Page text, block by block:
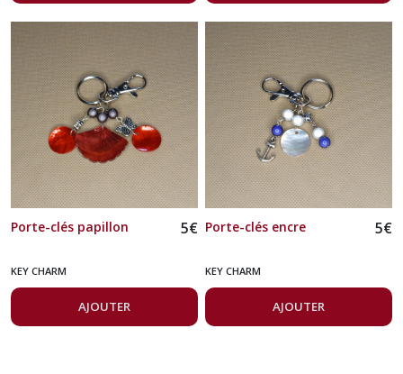
Porte-clés papillon 5€
KEY CHARM
AJOUTER
Porte-clés encre 5€
KEY CHARM
AJOUTER